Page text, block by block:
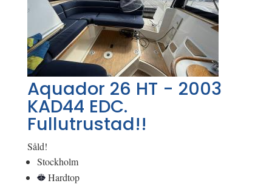
Aquador 26 HT - 2003
KAD44 EDC.
Fullutrustad!!
Såld!
Stockholm
Hardtop